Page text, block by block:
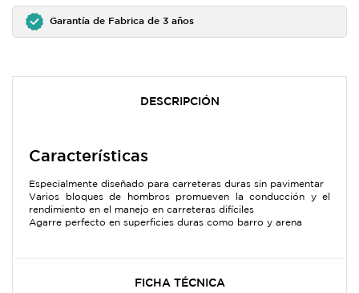
Garantía de Fabrica de 3 años
DESCRIPCIÓN
Características
Especialmente diseñado para carreteras duras sin pavimentar
Varios bloques de hombros promueven la conducción y el
rendimiento en el manejo en carreteras difíciles
Agarre perfecto en superficies duras como barro y arena
FICHA TÉCNICA